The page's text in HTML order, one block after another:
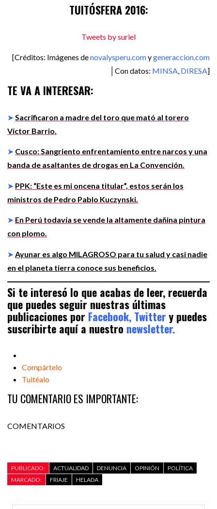
TUITÓSFERA 2016:
Tweets by suriel
[Créditos: Imágenes denovalysperu.comygeneraccion.com
│Con datos: MINSA, DIRESA]
TE VA A INTERESAR:
➤ Sacrificaron a madre del toro que mató al torero
Víctor Barrio.
➤ Cusco: Sangriento enfrentamiento entre narcos y una
banda de asaltantes de drogas en La Convención.
➤ PPK: “Este es mi oncena titular”, estos serán los
ministros de Pedro Pablo Kuczynski.
➤ En Perú todavía se vende la altamente dañina pintura
con plomo.
➤ Ayunar es algo MILAGROSO para tu salud y casi nadie
en el planeta tierra conoce sus beneficios.
Si te interesó lo que acabas de leer, recuerda
que puedes seguir nuestras últimas
publicaciones por Facebook, Twitter y puedes
suscribirte aquí a nuestro newsletter.
Compártelo
Tuitéalo
TU COMENTARIO ES IMPORTANTE:
COMENTARIOS
PUBLICADO: ACTUALIDAD DENUNCIA OPINIÓN
POLÍTICA
MARCADO:
FRIAJE HELADA